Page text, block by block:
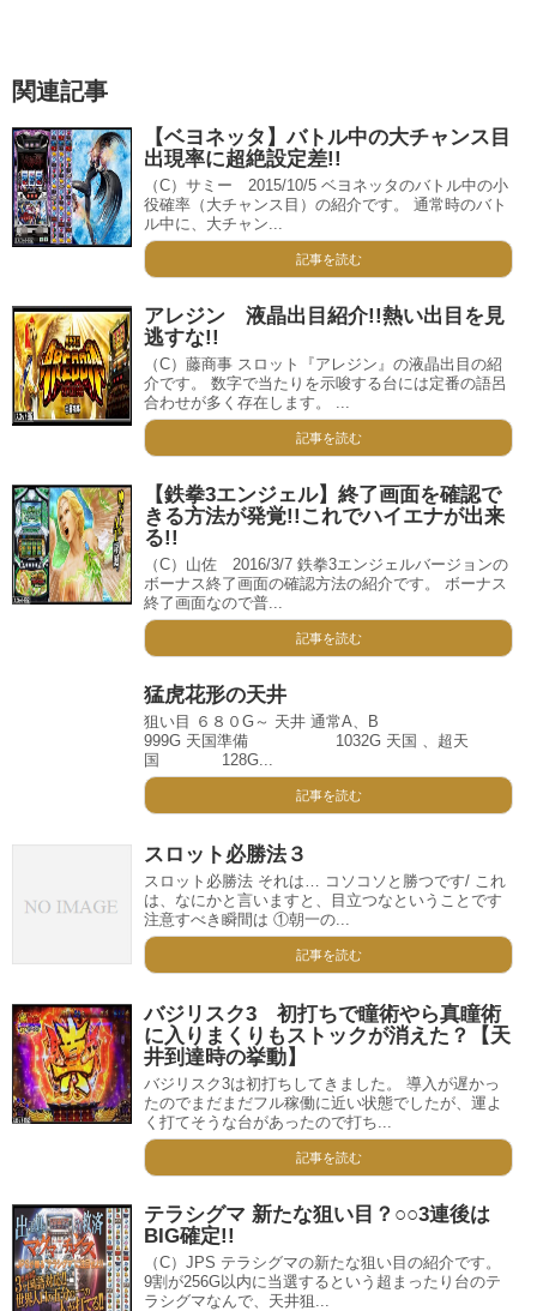
関連記事
【ベヨネッタ】バトル中の大チャンス目
出現率に超絶設定差!!
（C）サミー 2015/10/5 ベヨネッタのバトル中の小
役確率（大チャンス目）の紹介です。 通常時のバト
ル中に、大チャン...
記事を読む
アレジン 液晶出目紹介!!熱い出目を見
逃すな!!
（C）藤商事 スロット『アレジン』の液晶出目の紹
介です。 数字で当たりを示唆する台には定番の語呂
合わせが多く存在します。 ...
記事を読む
【鉄拳3エンジェル】終了画面を確認で
きる方法が発覚!!これでハイエナが出来
る!!
（C）山佐 2016/3/7 鉄拳3エンジェルバージョンの
ボーナス終了画面の確認方法の紹介です。 ボーナス
終了画面なので普...
記事を読む
猛虎花形の天井
狙い目 ６８０G～ 天井 通常A、B
999G 天国準備 1032G 天国 、超天
国 128G...
記事を読む
スロット必勝法３
スロット必勝法 それは… コソコソと勝つです/ これ
は、なにかと言いますと、目立つなということです
注意すべき瞬間は ①朝一の...
記事を読む
バジリスク3 初打ちで瞳術やら真瞳術
に入りまくりもストックが消えた？【天
井到達時の挙動】
バジリスク3は初打ちしてきました。 導入が遅かっ
たのでまだまだフル稼働に近い状態でしたが、運よ
く打てそうな台があったので打ち...
記事を読む
テラシグマ 新たな狙い目？○○3連後は
BIG確定!!
（C）JPS テラシグマの新たな狙い目の紹介です。
9割が256G以内に当選するという超まったり台のテ
ラシグマなんで、天井狙...